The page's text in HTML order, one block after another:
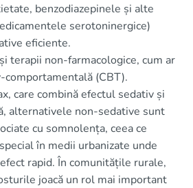
benzodiazepinele și alte
serotoninergice)
eficiente.
terapii non-farmacologice, cum ar
(CBT).
care combină efectul sedativ și
alternativele non-sedative sunt
cu somnolența, ceea ce
în medii urbanizate unde
rapid. În comunitățile rurale,
joacă un rol mai important